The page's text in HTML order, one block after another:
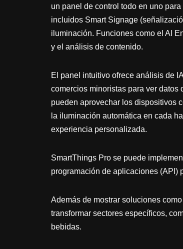
un panel de control todo en uno
incluidos Smart Signage
iluminación. Funciones como el AI
y el análisis de contenido.
El panel intuitivo ofrece análisis de
comercios minoristas para ver datos
pueden aprovechar los dispositivos
la iluminación automática en cada
experiencia personalizada.
SmartThings Pro se puede
programación de aplicaciones (API)
Además de mostrar soluciones
transformar sectores específicos,
bebidas.